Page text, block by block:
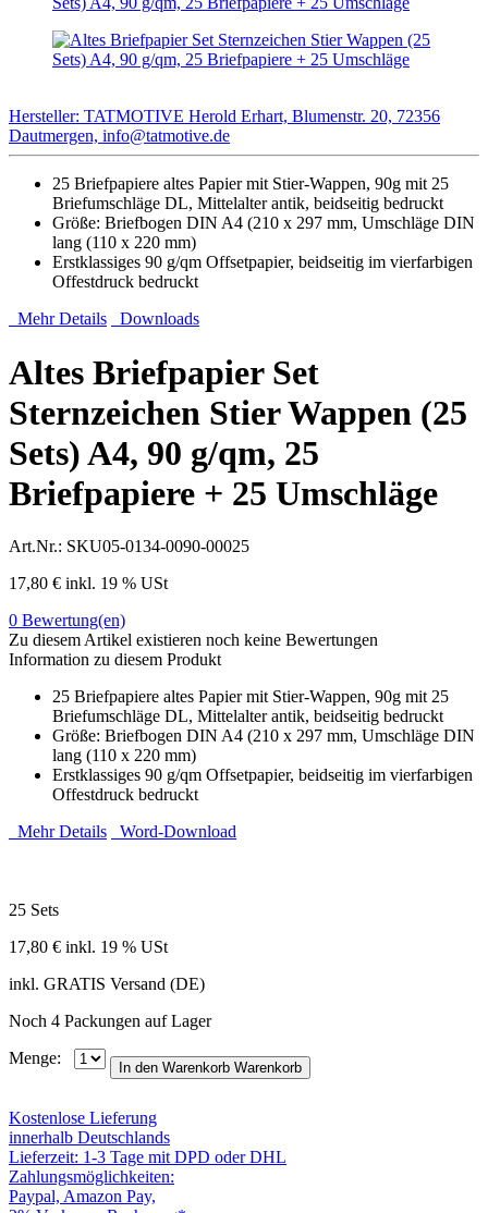
Hersteller: TATMOTIVE Herold Erhart, Blumenstr. 20, 72356
Dautmergen, info@tatmotive.de
25 Briefpapiere altes Papier mit Stier-Wappen, 90g mit 25
Briefumschläge DL, Mittelalter antik, beidseitig bedruckt
Größe: Briefbogen DIN A4 (210 x 297 mm, Umschläge DIN
lang (110 x 220 mm)
Erstklassiges 90 g/qm Offsetpapier, beidseitig im vierfarbigen
Offestdruck bedruckt
Mehr Details
Downloads
Altes Briefpapier Set
Sternzeichen Stier Wappen (25
Sets) A4, 90 g/qm, 25
Briefpapiere + 25 Umschläge
Art.Nr.: SKU05-0134-0090-00025
17,80 € inkl. 19 % USt
0 Bewertung(en)
Zu diesem Artikel existieren noch keine Bewertungen
Information zu diesem Produkt
25 Briefpapiere altes Papier mit Stier-Wappen, 90g mit 25
Briefumschläge DL, Mittelalter antik, beidseitig bedruckt
Größe: Briefbogen DIN A4 (210 x 297 mm, Umschläge DIN
lang (110 x 220 mm)
Erstklassiges 90 g/qm Offsetpapier, beidseitig im vierfarbigen
Offestdruck bedruckt
Mehr Details
Word-Download
25 Sets
17,80 € inkl. 19 % USt
inkl. GRATIS Versand (DE)
Noch 4 Packungen auf Lager
Menge:
In den Warenkorb Warenkorb
Kostenlose Lieferung
innerhalb Deutschlands
Lieferzeit: 1-3 Tage mit DPD oder DHL
Zahlungsmöglichkeiten:
Paypal, Amazon Pay,